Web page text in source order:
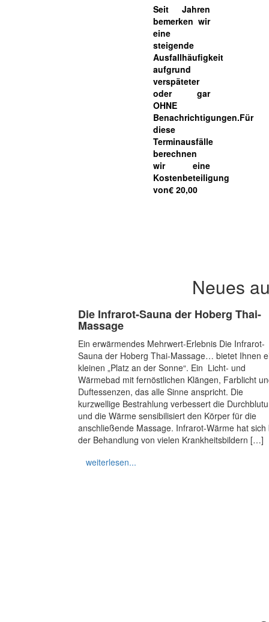
Seit Jahren
bemerken wir
eine
steigende
Ausfallhäufigkeit
aufgrund
verspäteter
oder gar
OHNE
Benachrichtigungen.Für
diese
Terminausfälle
berechnen
wir eine
Kostenbeteiligung
von€ 20,00
Neues
Die Infrarot-Sauna der Hoberg Thai-
Massage
Ein erwärmendes Mehrwert-Erlebnis Die Infrarot-
Sauna der Hoberg Thai-Massage… bietet Ihnen
kleinen „Platz an der Sonne“. Ein Licht- und
Wärmebad mit fernöstlichen Klängen, Farblicht
Duftessenzen, das alle Sinne anspricht. Die
kurzwellige Bestrahlung verbessert die
und die Wärme sensibilisiert den Körper für die
anschließende Massage. Infrarot-Wärme hat sich
der Behandlung von vielen Krankheitsbildern […]
weiterlesen...